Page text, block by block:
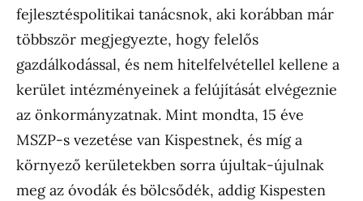
fejlesztéspolitikai tanácsnok, aki korábban már
többször megjegyezte, hogy felelős
gazdálkodással, és nem hitelfelvétellel kellene a
kerület intézményeinek a felújítását elvégeznie
az önkormányzatnak. Mint mondta, 15 éve
MSZP-s vezetése van Kispestnek, és míg a
környező kerületekben sorra újultak-újulnak
meg az óvodák és bölcsődék, addig Kispesten